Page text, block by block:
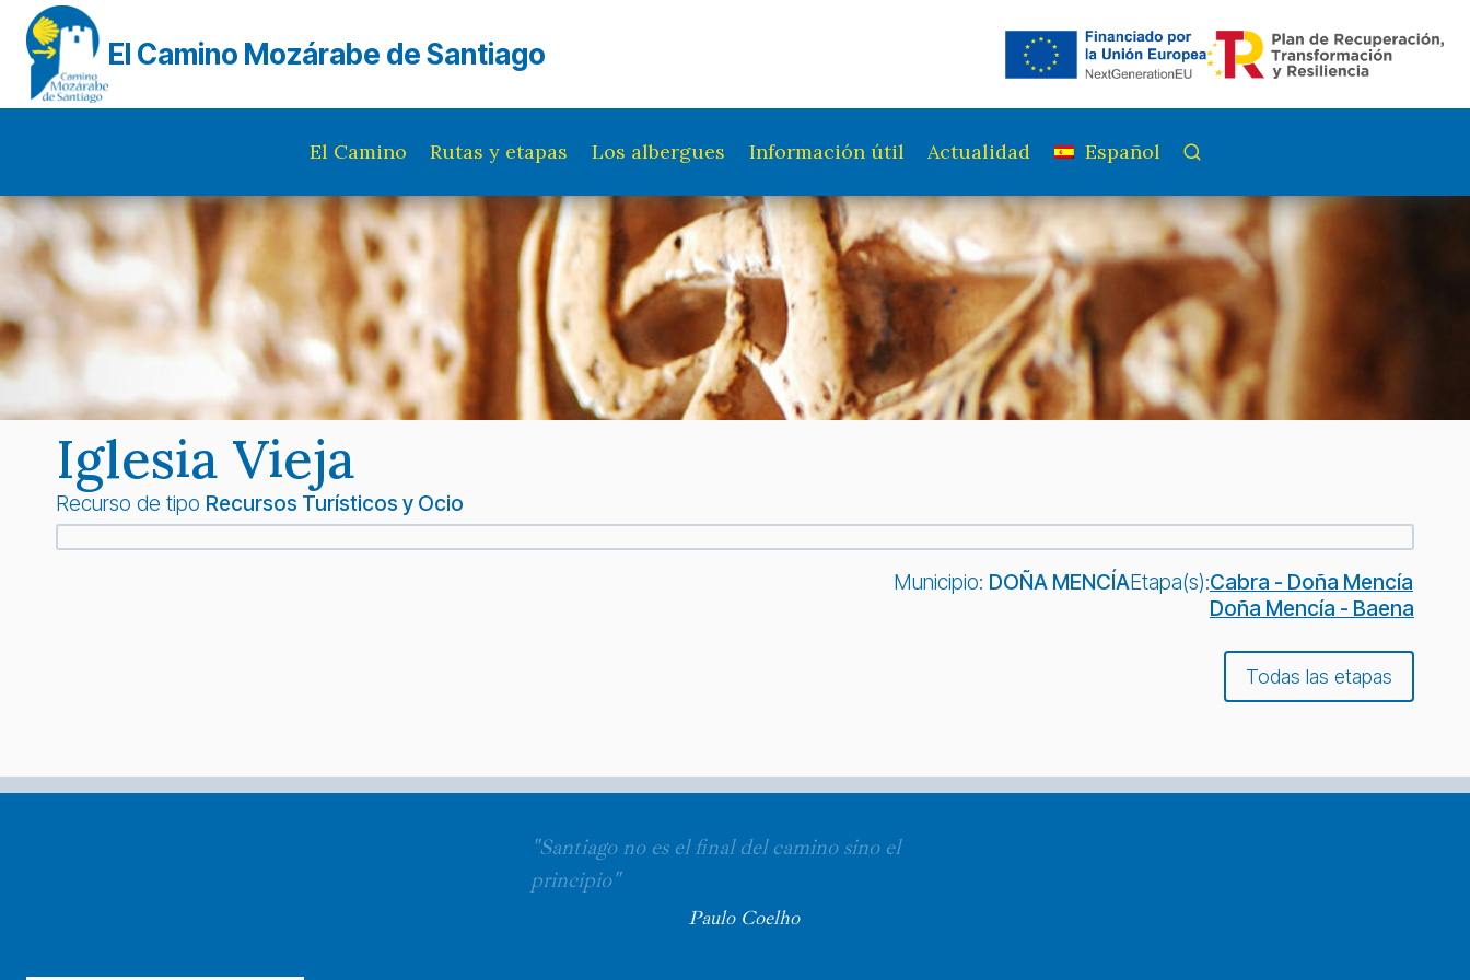
Saltar
contenido
El Camino Mozárabe de Santiago
El Camino Rutas y etapas Los albergues Información útil Actualidad Español
Iglesia Vieja
Recurso de tipo Recursos Turísticos y Ocio
Municipio: DOÑA MENCÍAEtapa(s):Cabra - Doña Mencía
Doña Mencía - Baena
Todas las etapas
"Santiago no es el final del camino sino el
principio"
Paulo Coelho